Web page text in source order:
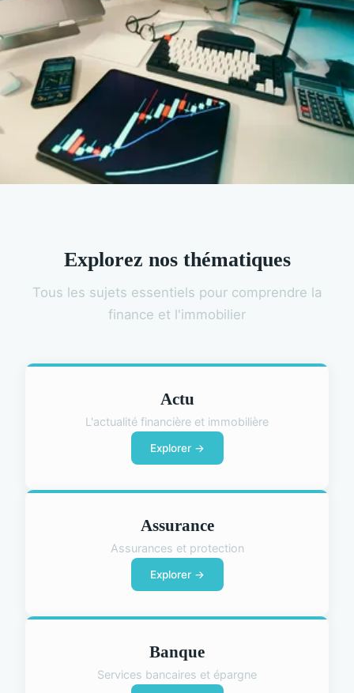
Explorez nos thématiques
Tous les sujets essentiels pour comprendre la
finance et l'immobilier
Actu
L'actualité financière et immobilière
Explorer →
Assurance
Assurances et protection
Explorer →
Banque
Services bancaires et épargne